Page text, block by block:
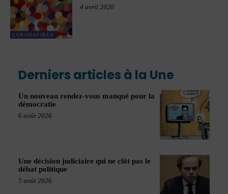
CORONAVIRUS
4 avril 2020
Derniers articles à la Une
Un nouveau rendez-vous manqué pour la
démocratie
6 août 2026
Une décision judiciaire qui ne clôt pas le
débat politique
5 août 2026